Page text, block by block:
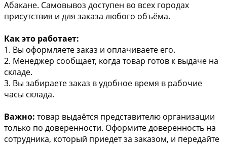
Абакане. Самовывоз доступен во всех городах
присутствия и для заказа любого объёма.
Как это работает:
1. Вы оформляете заказ и оплачиваете его.
2. Менеджер сообщает, когда товар готов к выдаче на
складе.
3. Вы забираете заказ в удобное время в рабочие
часы склада.
Важно: товар выдаётся представителю организации
только по доверенности. Оформите доверенность на
сотрудника, который приедет за заказом, и передайте